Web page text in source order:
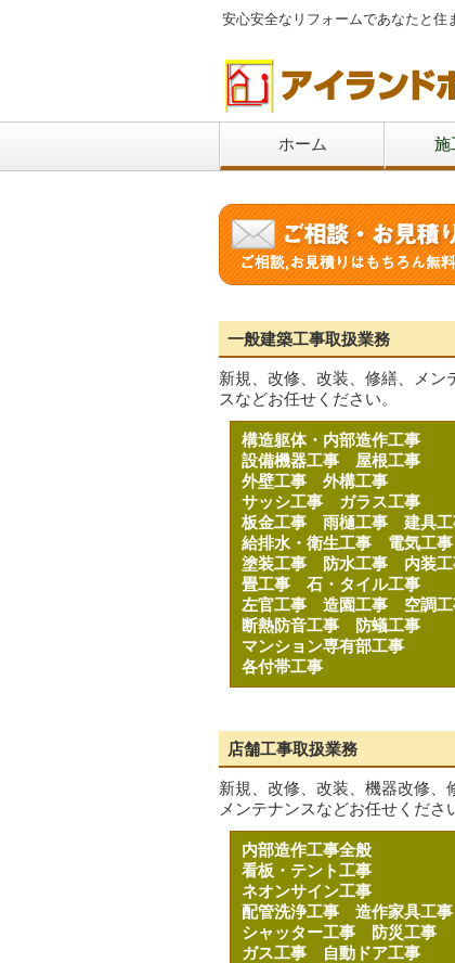
安心安全なリフォームであなたと住
ホーム 施
一般建築工事取扱業務
新規、改修、改装、修繕、メン
スなどお任せください。
構造躯体・内部造作工事
設備機器工事 屋根工事
外壁工事 外構工事
サッシ工事 ガラス工事
板金工事 雨樋工事 建具
給排水・衛生工事 電気工
塗装工事
防水工事 内装
畳工事 石・タイル工事
左官工事 造園工事 空調
断熱防音工事
防蟻工事
マンション専有部工事
各付帯工事
店舗工事取扱業務
新規、改修、改装、機器改修、
メンテナンスなどお任せくださ
内部造作工事全般
看板・テント工事
ネオンサイン工事
配管洗浄工事 造作家具工
シャッター工事
防災工事
ガス工事
自動ドア工事